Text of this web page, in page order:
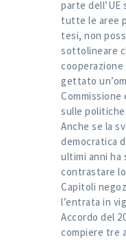
parte
tutte le aree
tesi, non
sottolineare
cooperazione
gettato
Commissione
sulle politiche
Anche se la
democratica
ultimi anni ha
contrastare
Capitoli
l’entrata in
Accordo del
compiere tre